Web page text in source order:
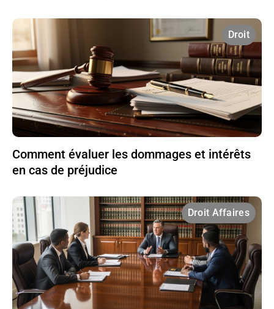
Droit
Comment évaluer les dommages et intérêts
en cas de préjudice
Droit Affaires